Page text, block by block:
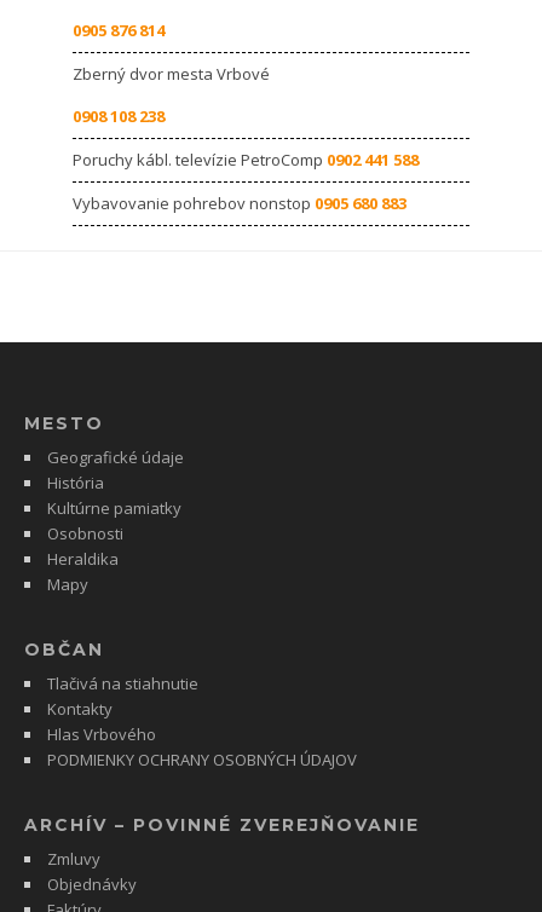
0905 876 814
Zberný dvor mesta Vrbové
0908 108 238
Poruchy kábl. televízie PetroComp 0902 441 588
Vybavovanie pohrebov nonstop 0905 680 883
MESTO
Geografické údaje
História
Kultúrne pamiatky
Osobnosti
Heraldika
Mapy
OBČAN
Tlačivá na stiahnutie
Kontakty
Hlas Vrbového
PODMIENKY OCHRANY OSOBNÝCH ÚDAJOV
ARCHÍV – POVINNÉ ZVEREJŇOVANIE
Zmluvy
Objednávky